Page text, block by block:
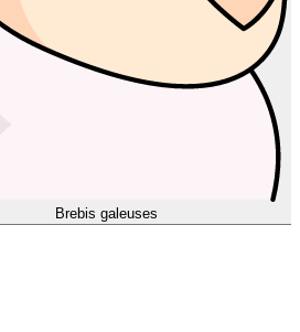
Brebis galeuses